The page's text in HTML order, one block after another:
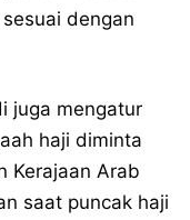
dengan
juga mengatur
haji diminta
Kerajaan Arab
saat puncak haji